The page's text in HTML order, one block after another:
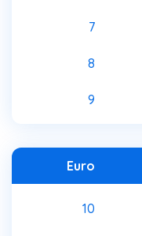
7
8
9
Euro
10